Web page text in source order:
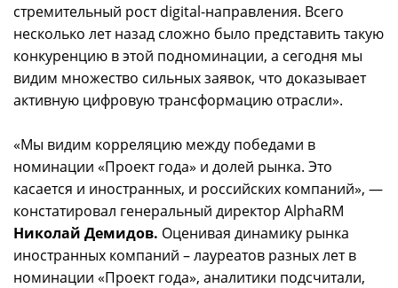
стремительный рост digital-направления. Всего
несколько лет назад сложно было представить такую
конкуренцию в этой подноминации, а сегодня мы
видим множество сильных заявок, что доказывает
активную цифровую трансформацию отрасли».
«Мы видим корреляцию между победами в
номинации «Проект года» и долей рынка. Это
касается и иностранных, и российских компаний», —
констатировал генеральный директор AlphaRM
Николай Демидов. Оценивая динамику рынка
иностранных компаний – лауреатов разных лет в
номинации «Проект года», аналитики подсчитали,